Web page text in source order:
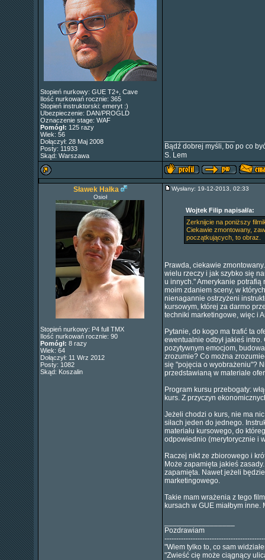
Stopień nurkowy: GUE T2+, Cave
Ilość nurkowań rocznie: 365
Stopień instruktorski: emeryt :)
Ubezpieczenie: DAN/PROGLD
Oznaczenie stage: WAF
Pomógł: 125 razy
Wiek: 56
Dołączył: 28 Maj 2008
Posty: 11933
Skąd: Warszawa
Bądź dobrej myśli, bo po co
S. Lem
Sławek Hałka
Osioł
Stopień nurkowy: P4 full TMX
Ilość nurkowań rocznie: 90
Pomógł: 8 razy
Wiek: 64
Dołączył: 11 Wrz 2012
Posty: 1082
Skąd: Koszalin
Wysłany: 19-12-2013, 02:33
Wojtek Filip napisał/a:
Zerknijcie na poniższy
Ciekawie zmontowany,
początkujących, to obraz.
Prawda, ciekawie
wielu rzeczy i jak szybko się
u innych." Amerykanie potrafią
moim zdaniem sceny, w
nienagannie ostrzyżeni
kursowym, której za darmo
techniki marketingowe, więc i
Pytanie, do kogo ma trafić ta
ewentualnie odbył jakieś
pozytywnym emocjom,
zrozumie? Co można
się "pojęcia o wyobrażeniu"?
przedstawianą w materiale
Program kursu przebogaty:
kurs. Z przyczyn
Jeżeli chodzi o kurs, nie ma
siłach jeden do jednego.
materiału kursowego, do
odpowiednio (merytorycznie i
Raczej nikt ze zbiorowego i
Może zapamięta jakieś
zapamięta. Nawet jeżeli
marketingowego.
Takie mam wrażenia z tego
kursach w GUE miałbym inne.
Pozdrawiam
"Wiem tylko to, co sam
"Zwieść cię może ciągnący